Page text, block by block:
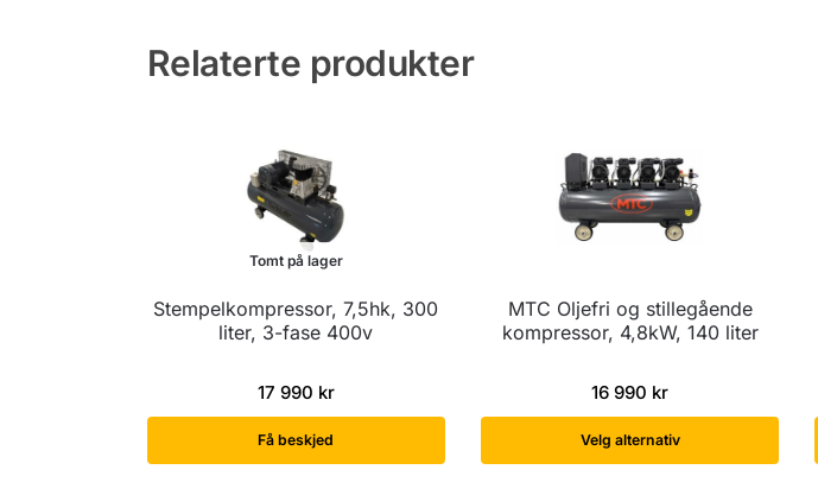
Relaterte produkter
Tomt på lager
Stempelkompressor, 7,5hk, 300
liter, 3-fase 400v
17 990 kr
Få beskjed
MTC Oljefri og stillegående
kompressor, 4,8kW, 140 liter
16 990 kr
Velg alternativ